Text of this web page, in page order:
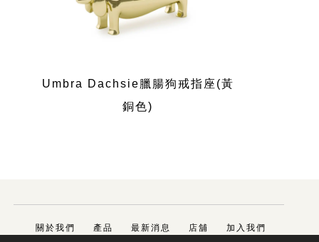
Umbra Dachsie臘腸狗戒指座(黃
銅色)
關於我們 產品 最新消息 店舖 加入我們